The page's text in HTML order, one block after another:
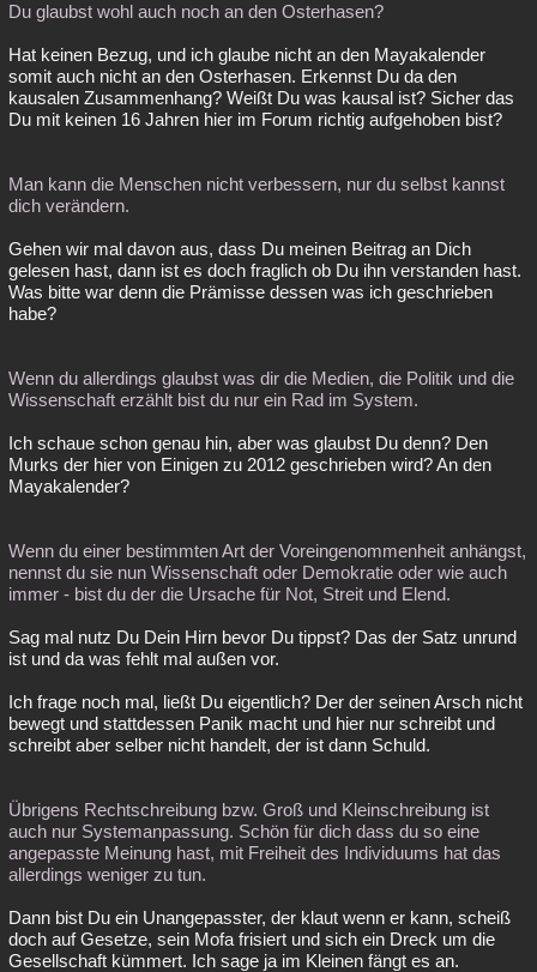
Du glaubst wohl auch noch an den Osterhasen?
Hat keinen Bezug, und ich glaube nicht an den Mayakalender
somit auch nicht an den Osterhasen. Erkennst Du da den
kausalen Zusammenhang? Weißt Du was kausal ist? Sicher das
Du mit keinen 16 Jahren hier im Forum richtig aufgehoben bist?
Man kann die Menschen nicht verbessern, nur du selbst kannst
dich verändern.
Gehen wir mal davon aus, dass Du meinen Beitrag an Dich
gelesen hast, dann ist es doch fraglich ob Du ihn verstanden hast.
Was bitte war denn die Prämisse dessen was ich geschrieben
habe?
Wenn du allerdings glaubst was dir die Medien, die Politik und die
Wissenschaft erzählt bist du nur ein Rad im System.
Ich schaue schon genau hin, aber was glaubst Du denn? Den
Murks der hier von Einigen zu 2012 geschrieben wird? An den
Mayakalender?
Wenn du einer bestimmten Art der Voreingenommenheit anhängst,
nennst du sie nun Wissenschaft oder Demokratie oder wie auch
immer - bist du der die Ursache für Not, Streit und Elend.
Sag mal nutz Du Dein Hirn bevor Du tippst? Das der Satz unrund
ist und da was fehlt mal außen vor.
Ich frage noch mal, ließt Du eigentlich? Der der seinen Arsch nicht
bewegt und stattdessen Panik macht und hier nur schreibt und
schreibt aber selber nicht handelt, der ist dann Schuld.
Übrigens Rechtschreibung bzw. Groß und Kleinschreibung ist
auch nur Systemanpassung. Schön für dich dass du so eine
angepasste Meinung hast, mit Freiheit des Individuums hat das
allerdings weniger zu tun.
Dann bist Du ein Unangepasster, der klaut wenn er kann, scheiß
doch auf Gesetze, sein Mofa frisiert und sich ein Dreck um die
Gesellschaft kümmert. Ich sage ja im Kleinen fängt es an.